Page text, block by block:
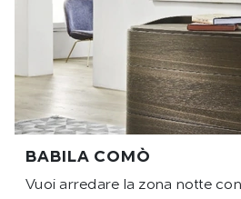
BABILA COMÒ
Vuoi arredare la zona notte